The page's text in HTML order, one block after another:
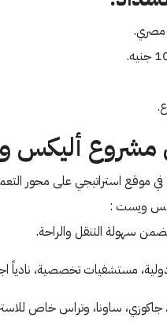
مشروع
موقع استراتيجي على محور
ويست :
سهولة التنقل والراحة.
مستشفيات تخصصية، نادياً
ساونا، وتراس خاص